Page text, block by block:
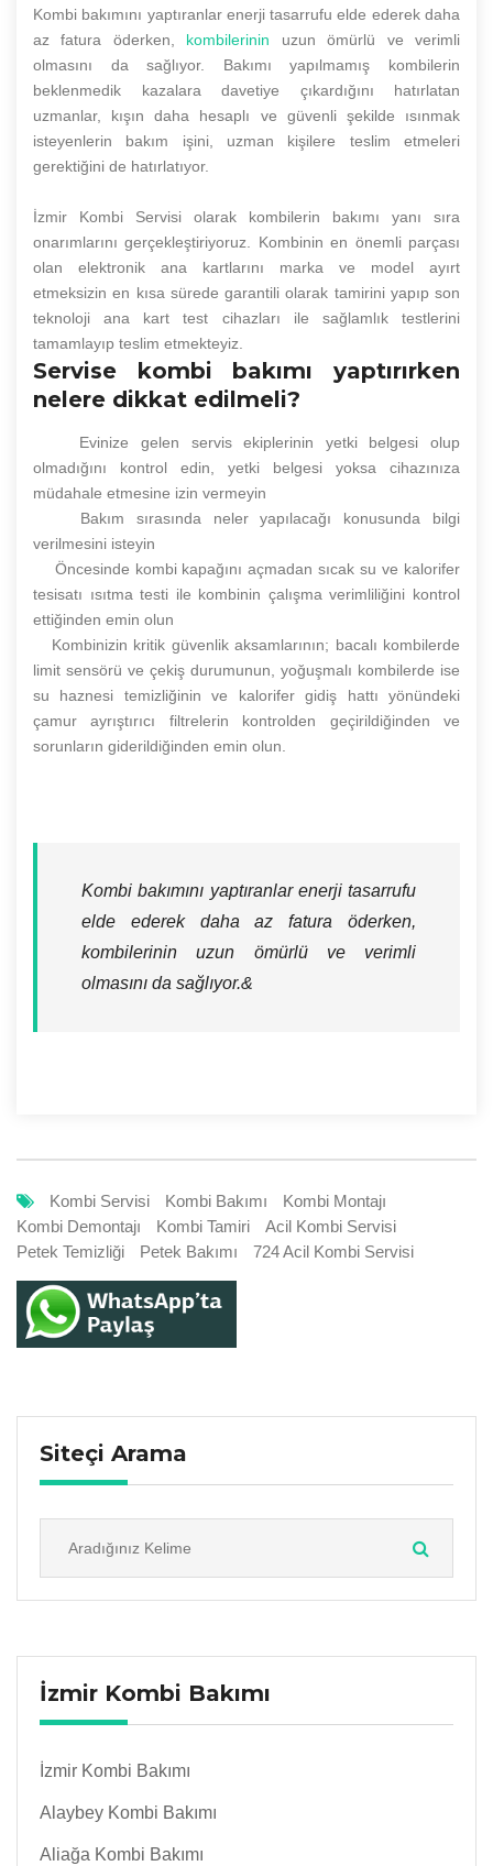
Kombi bakımını yaptıranlar enerji tasarrufu elde ederek daha
az fatura öderken, kombilerinin uzun ömürlü ve verimli
olmasını da sağlıyor. Bakımı yapılmamış kombilerin
beklenmedik kazalara davetiye çıkardığını hatırlatan
uzmanlar, kışın daha hesaplı ve güvenli şekilde ısınmak
isteyenlerin bakım işini, uzman kişilere teslim etmeleri
gerektiğini de hatırlatıyor.
İzmir Kombi Servisi olarak kombilerin bakımı yanı sıra
onarımlarını gerçekleştiriyoruz. Kombinin en önemli parçası
olan elektronik ana kartlarını marka ve model ayırt
etmeksizin en kısa sürede garantili olarak tamirini yapıp son
teknoloji ana kart test cihazları ile sağlamlık testlerini
tamamlayıp teslim etmekteyiz.
Servise kombi bakımı yaptırırken
nelere dikkat edilmeli?
Evinize gelen servis ekiplerinin yetki belgesi olup
olmadığını kontrol edin, yetki belgesi yoksa cihazınıza
müdahale etmesine izin vermeyin
Bakım sırasında neler yapılacağı konusunda bilgi
verilmesini isteyin
Öncesinde kombi kapağını açmadan sıcak su ve kalorifer
tesisatı ısıtma testi ile kombinin çalışma verimliliğini kontrol
ettiğinden emin olun
Kombinizin kritik güvenlik aksamlarının; bacalı kombilerde
limit sensörü ve çekiş durumunun, yoğuşmalı kombilerde ise
su haznesi temizliğinin ve kalorifer gidiş hattı yönündeki
çamur ayrıştırıcı filtrelerin kontrolden geçirildiğinden ve
sorunların giderildiğinden emin olun.
Kombi bakımını yaptıranlar enerji tasarrufu
elde ederek daha az fatura öderken,
kombilerinin uzun ömürlü ve verimli
olmasını da sağlıyor.&
Kombi Servisi Kombi Bakımı
Kombi Montajı
Kombi Demontajı
Kombi Tamiri
Acil Kombi Servisi
Petek Temizliği
Petek Bakımı 724 Acil Kombi Servisi
Siteçi Arama
İzmir Kombi Bakımı
İzmir Kombi Bakımı
Alaybey Kombi Bakımı
Aliağa Kombi Bakımı